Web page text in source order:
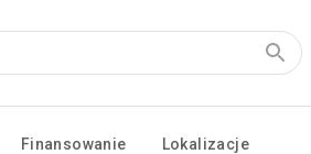
Finansowanie Lokalizacje